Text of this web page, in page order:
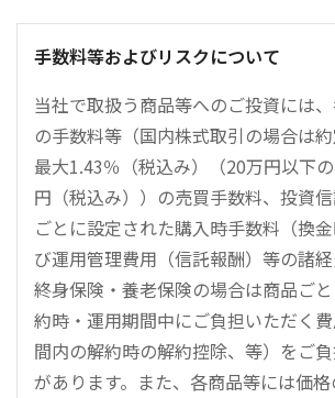
手数料等およびリスクについて
当社で取扱う商品等へのご投資には
の手数料等（国内株式取引の場合は
最大1.43％（税込み）（20万円以下
円（税込み））の売買手数料、投資
ごとに設定された購入時手数料（換
び運用管理費用（信託報酬）等の諸
終身保険・養老保険の場合は商品ご
約時・運用期間中にご負担いただく
間内の解約時の解約控除、等）をご
があります。また、各商品等には価